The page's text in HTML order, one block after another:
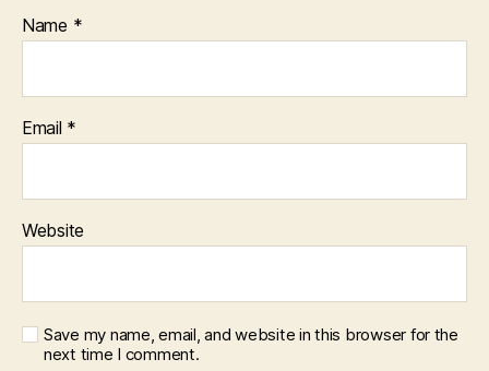
Name *
Email *
Website
Save my name, email, and website in this browser for the
next time I comment.